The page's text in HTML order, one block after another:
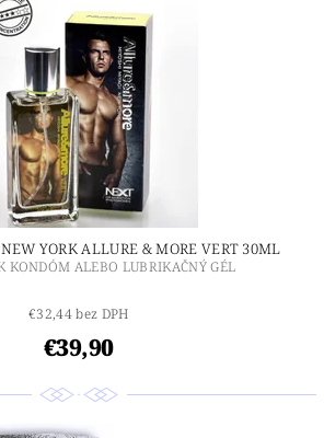
YORK ALLURE & MORE VERT 30ML
KONDÓM ALEBO LUBRIKAČNÝ GÉL
€32,44 bez DPH
€39,90